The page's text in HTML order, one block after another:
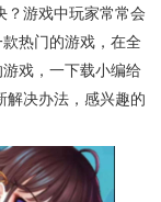
游戏中玩家常常会
热门的游戏，在全
戏，一下载小编给
解决办法，感兴趣的